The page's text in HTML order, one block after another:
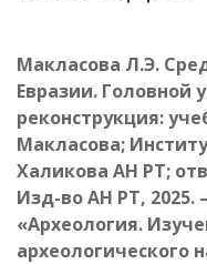
Макласова Л.Э.
Евразии. Головной
реконструкция:
Макласова;
Халикова АН РТ;
Изд-во АН РТ, 2025.
«Археология.
археологического